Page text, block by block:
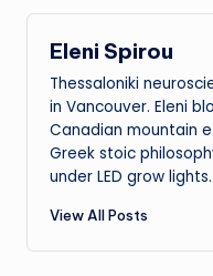
Eleni Spirou
Thessaloniki
in Vancouver. Eleni
Canadian mountain
Greek stoic
under LED grow lights.
View All Posts